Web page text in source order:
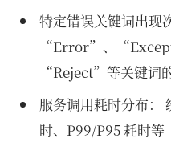
特定错误关键词出现
“Error”、
“Reject”等关键词
服务调用耗时分布：
时、P99/P95 耗时等